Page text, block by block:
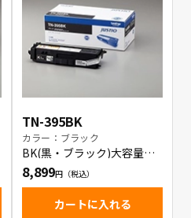
TN-395BK
カラー：ブラック
BK(黒・ブラック)大容量ト
ナーカートリッジ
8,899
カートに入れる